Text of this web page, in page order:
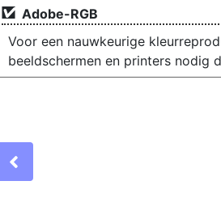
Adobe-RGB
Voor een nauwkeurige
beeldschermen en printers nodig